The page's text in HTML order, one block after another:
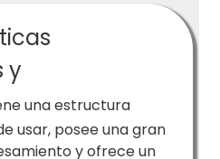
y
una estructura
usar, posee una gran
y ofrece un